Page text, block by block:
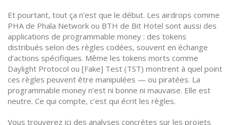
Et pourtant, tout ça n’est que le début. Les airdrops comme
PHA de Phala Network ou BTH de Bit Hotel sont aussi des
applications de programmable money : des tokens
distribués selon des règles codées, souvent en échange
d’actions spécifiques. Même les tokens morts comme
Daylight Protocol ou [Fake] Test (TST) montrent à quel point
ces règles peuvent être manipulées — ou piratées. La
programmable money n’est ni bonne ni mauvaise. Elle est
neutre. Ce qui compte, c’est qui écrit les règles.
Vous trouverez ici des analyses concrètes sur les projets